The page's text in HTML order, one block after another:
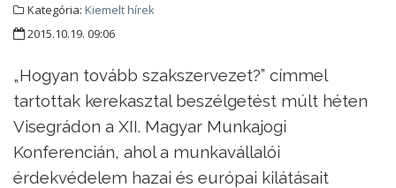
Kategória: Kiemelt hírek
2015.10.19. 09:06
„Hogyan tovább szakszervezet?” címmel
tartottak kerekasztal beszélgetést múlt héten
Visegrádon a XII. Magyar Munkajogi
Konferencián, ahol a munkavállalói
érdekvédelem hazai és európai kilátásait